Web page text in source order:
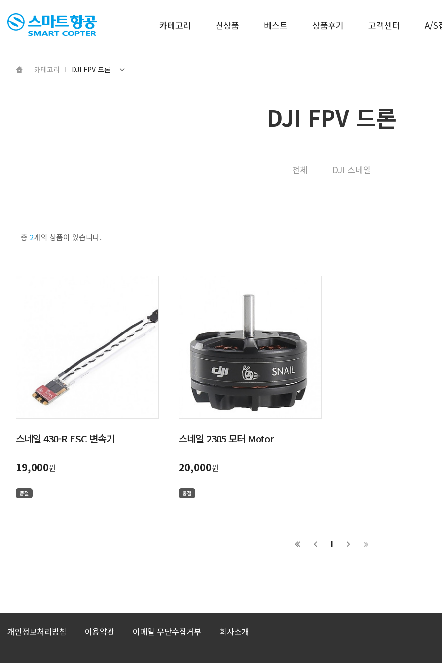
카테고리 신상품 베스트 상품후기 고객센터 A/S
카테고리 DJI FPV 드론
DJI FPV 드론
전체 DJI 스네일
총 2개의 상품이 있습니다.
스네일 430-R ESC 변속기
19,000원
품절
스네일 2305 모터 Motor
20,000원
품절
1
개인정보처리방침 이용약관 이메일 무단수집거부 회사소개